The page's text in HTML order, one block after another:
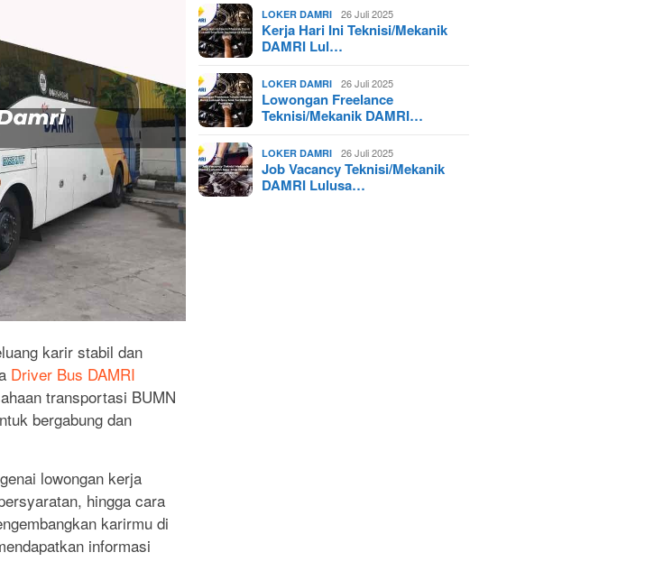
karir stabil dan
Driver Bus DAMRI
transportasi BUMN
bergabung dan
lowongan kerja
hingga cara
karirmu di
informasi
LOKER DAMRI 26 Juli 2025
Kerja Hari Ini Teknisi/Mekanik
DAMRI Lul…
LOKER DAMRI 26 Juli 2025
Lowongan Freelance
Teknisi/Mekanik DAMRI…
LOKER DAMRI 26 Juli 2025
Job Vacancy Teknisi/Mekanik
DAMRI Lulusa…